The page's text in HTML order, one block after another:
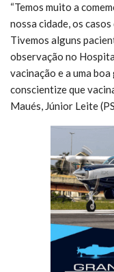
“Temos muito a
nossa cidade, os
Tivemos alguns
observação no
vacinação e a uma
conscientize que
Maués, Júnior Leite